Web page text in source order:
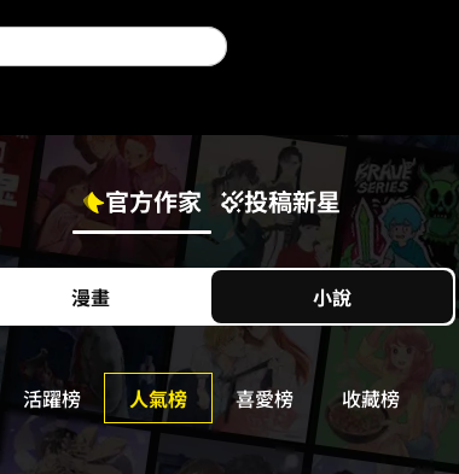
官方作家 投稿新星
漫畫 小說
活躍榜 人氣榜 喜愛榜 收藏榜